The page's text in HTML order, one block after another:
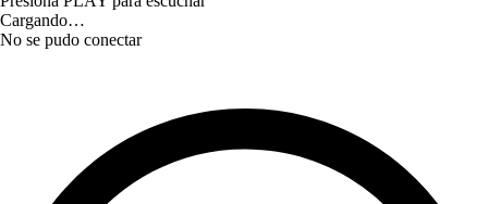
Cargando…
No se pudo conectar